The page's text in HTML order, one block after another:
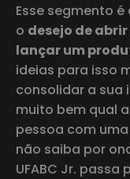
Esse segmento
o desejo de
lançar um
ideias para isso
consolidar a sua
muito bem qual
pessoa com
não saiba por
UFABC Jr.